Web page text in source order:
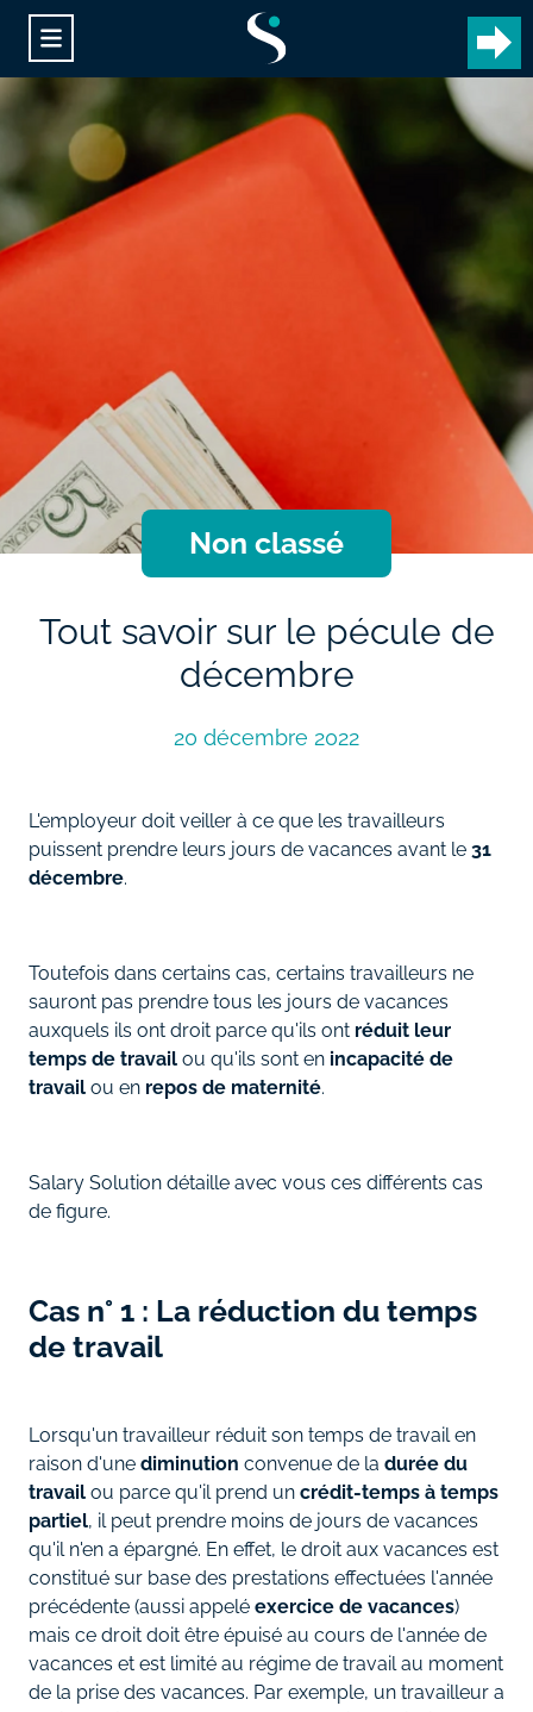
Non classé
Tout savoir sur le pécule de
décembre
20 décembre 2022
L'employeur doit veiller à ce que les travailleurs
puissent prendre leurs jours de vacances avant le 31
décembre.
Toutefois dans certains cas, certains travailleurs ne
sauront pas prendre tous les jours de vacances
auxquels ils ont droit parce qu'ils ont réduit leur
temps de travail ou qu'ils sont en incapacité de
travail ou en repos de maternité.
Salary Solution détaille avec vous ces différents cas
de figure.
Cas n° 1 : La réduction du temps
de travail
Lorsqu'un travailleur réduit son temps de travail en
raison d'une diminution convenue de la durée du
travail ou parce qu'il prend un crédit-temps à temps
partiel, il peut prendre moins de jours de vacances
qu'il n'en a épargné. En effet, le droit aux vacances est
constitué sur base des prestations effectuées l'année
précédente (aussi appelé exercice de vacances)
mais ce droit doit être épuisé au cours de l'année de
vacances et est limité au régime de travail au moment
de la prise des vacances. Par exemple, un travailleur a